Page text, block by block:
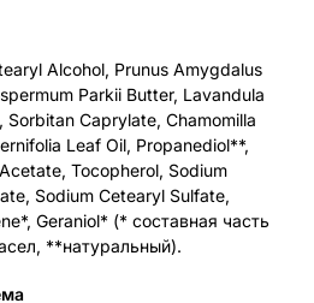
Alcohol, Prunus Amygdalus
Parkii Butter, Lavandula
Caprylate, Chamomilla
Leaf Oil, Propanediol**,
Tocopherol, Sodium
Sodium Cetearyl Sulfate,
Geraniol* (* составная часть
**натуральный).